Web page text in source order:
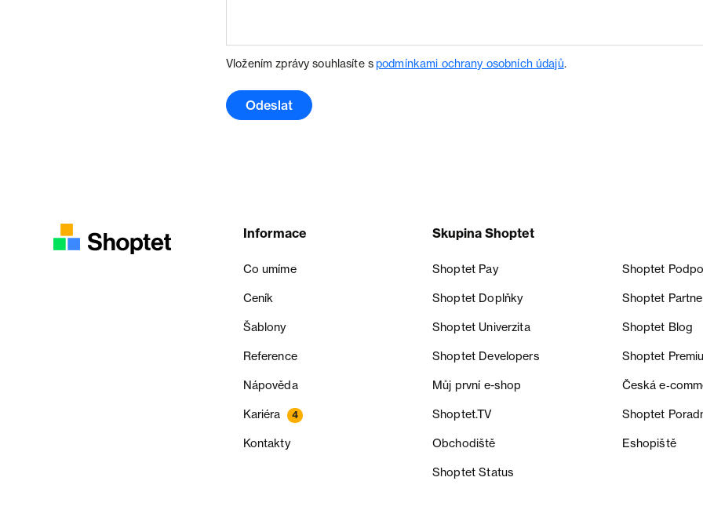
Vložením zprávy souhlasíte spodmínkami ochrany osobních údajů.
Odeslat
Informace
Co umíme
Ceník
Šablony
Reference
Nápověda
Kariéra 4
Kontakty
Skupina Shoptet
Shoptet Pay Shoptet
Shoptet Doplňky Shoptet
Shoptet Univerzita Shoptet Blog
Shoptet Developers Shoptet
Můj první e-shop Česká
Shoptet.TV Shoptet
Obchodiště Eshopiště
Shoptet Status